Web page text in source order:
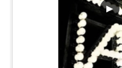
▶